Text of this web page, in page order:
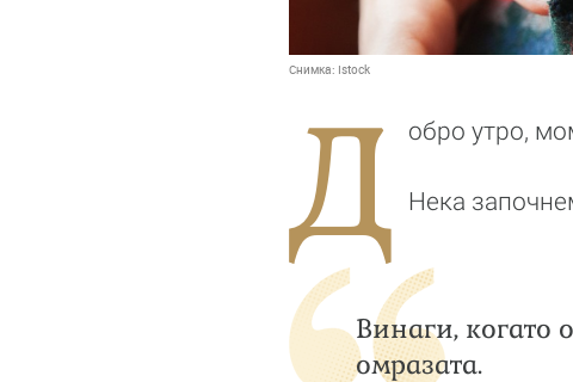
Снимка: Istock
Д обро утро,
Нека
Винаги, когато
омразата.